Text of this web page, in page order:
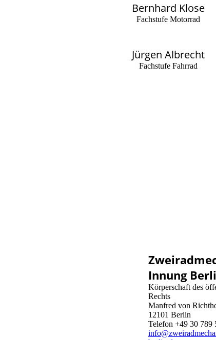
Bernhard Klose
Fachstufe Motorrad
Jürgen Albrecht
Fachstufe Fahrrad
Innung
Körperschaft des
Rechts
Manfred von
12101 Berlin
Telefon +49 30 789